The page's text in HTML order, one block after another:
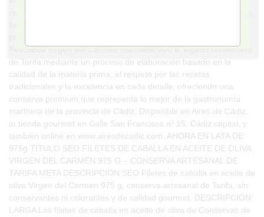
Pescados Virgen del Carmen mantiene vivo el legado conservero
de Tarifa mediante un proceso de elaboración basado en la
calidad de la materia prima, el respeto por las recetas
tradicionales y la excelencia en cada detalle, ofreciendo una
conserva premium que representa lo mejor de la gastronomía
marinera de la provincia de Cádiz. Disponible en Aires de Cádiz,
tu tienda gourmet en Calle San Francisco nº 15, Cádiz capital, y
también online en www.airesdecadiz.com. AHORA EN LATA DE
975g TÍTULO SEO FILETES DE CABALLA EN ACEITE DE OLIVA
VIRGEN DEL CARMEN 975 G – CONSERVA ARTESANAL DE
TARIFA META DESCRIPCIÓN SEO Filetes de caballa en aceite de
oliva Virgen del Carmen 975 g, conserva artesanal de Tarifa, sin
conservantes ni colorantes y de calidad gourmet. DESCRIPCIÓN
LARGA Los filetes de caballa en aceite de oliva de Conservas de